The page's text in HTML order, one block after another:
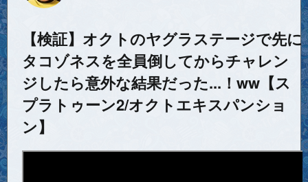
【検証】オクトのヤグラステージで先に
タコゾネスを全員倒してからチャレン
ジしたら意外な結果だった...！ww【ス
プラトゥーン2/オクトエキスパンショ
ン】